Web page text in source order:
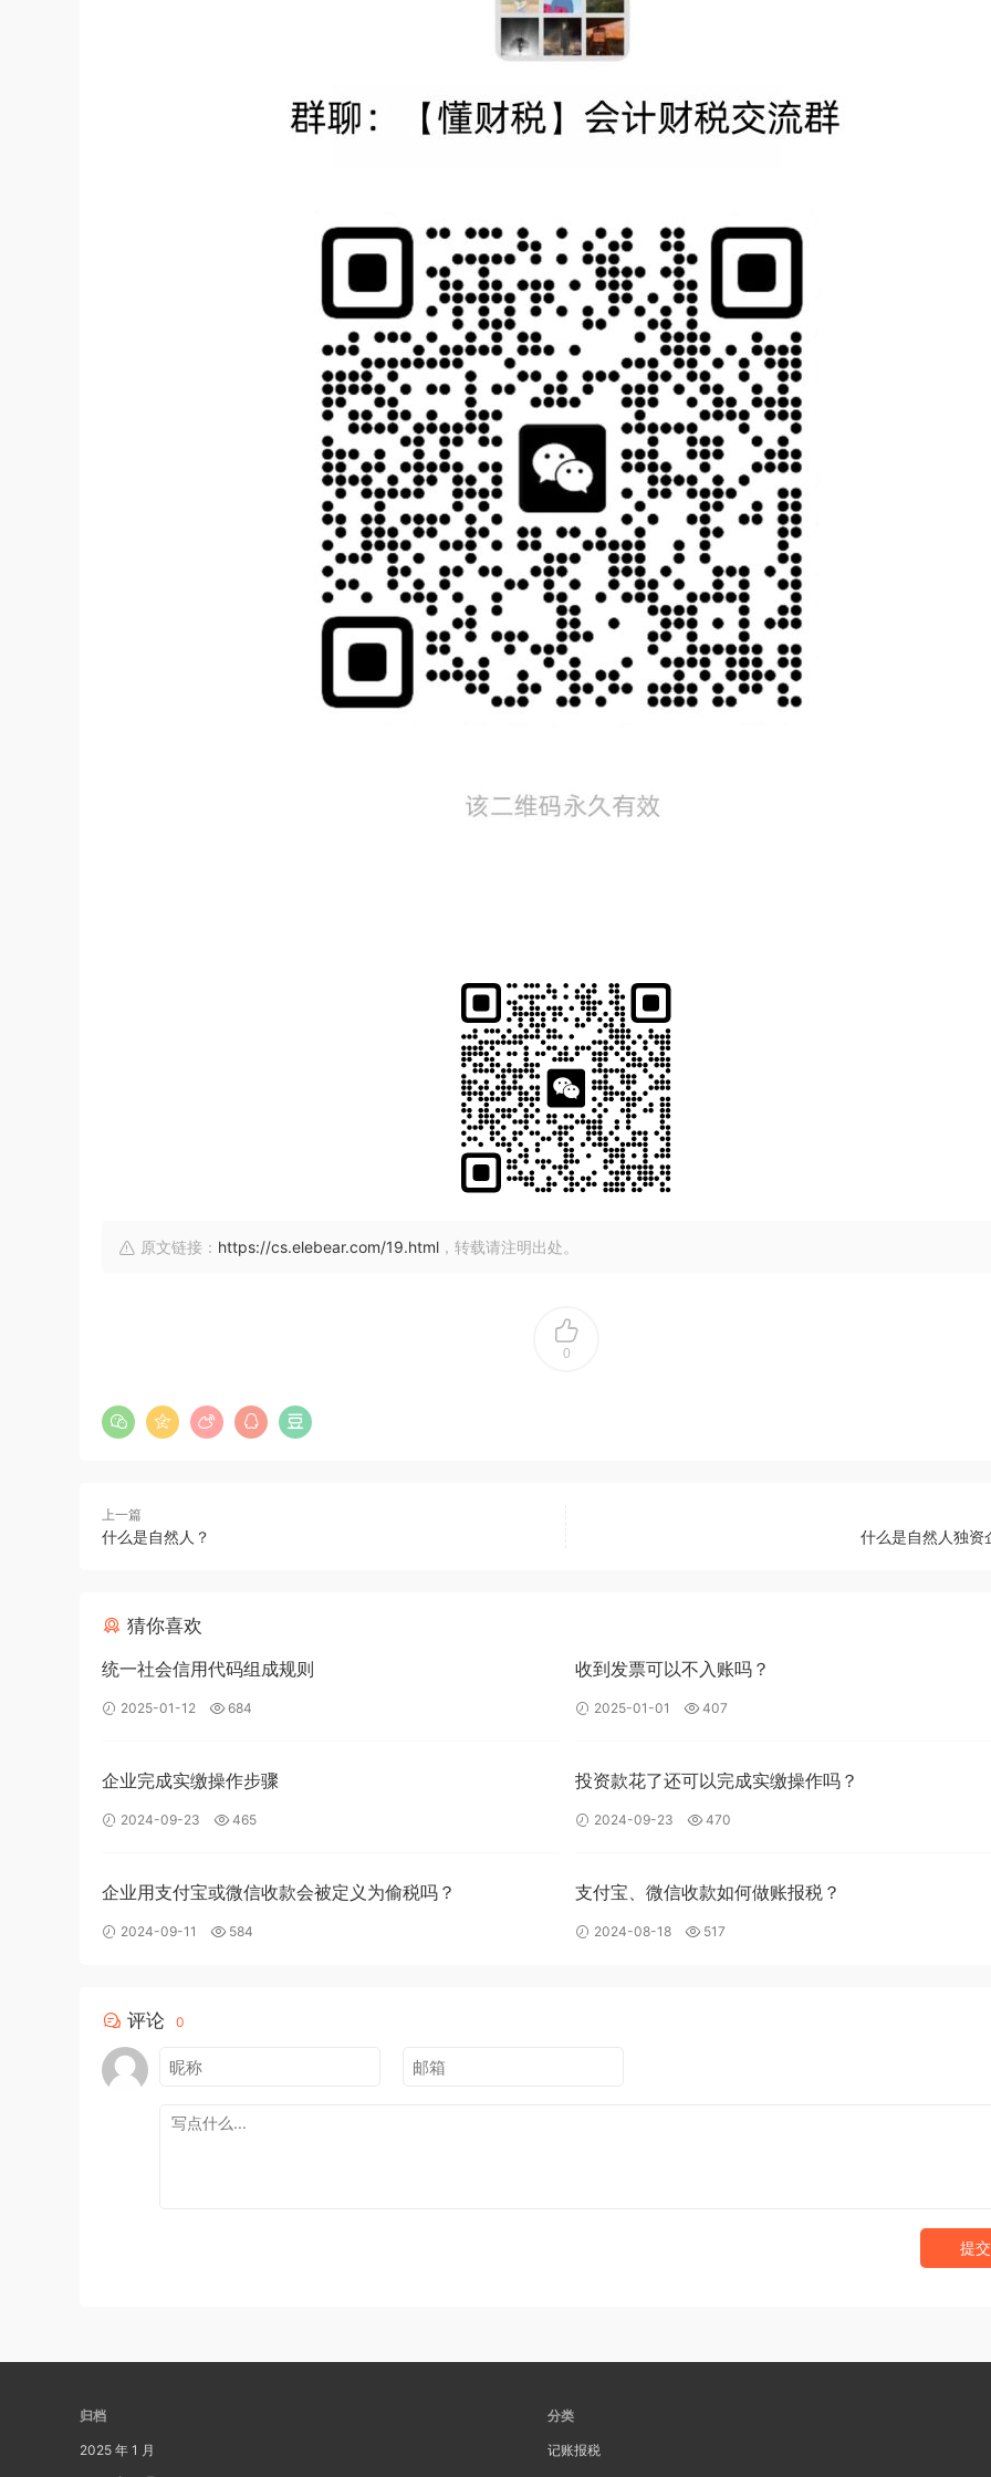
原文链接： https://cs.elebear.com/19.html ，转载请注明出处。
0
上一篇
什么是自然人？ 什么是自然人独资
猜你喜欢
统一社会信用代码组成规则
2025-01-12 684
收到发票可以不入账吗？
2025-01-01 407
企业完成实缴操作步骤
2024-09-23 465
投资款花了还可以完成实缴操作吗？
2024-09-23 470
企业用支付宝或微信收款会被定义为偷税吗？
2024-09-11 584
支付宝、微信收款如何做账报税？
2024-08-18 517
评论 0
提交
归档
2025 年 1 月
分类
记账报税